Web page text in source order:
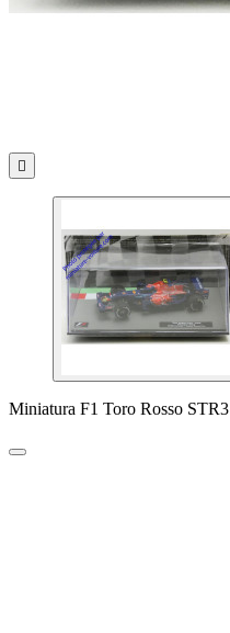

Miniatura F1 Toro Rosso